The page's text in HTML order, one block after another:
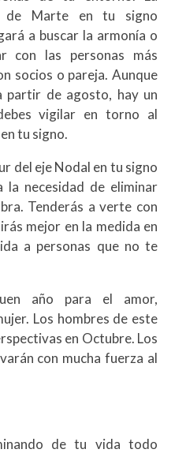
de Marte en tu signo
a buscar la armonía o
con las personas más
socios o pareja. Aunque
partir de agosto, hay un
vigilar en torno al
tu signo.
del eje Nodal en tu signo
necesidad de eliminar
Tenderás a verte con
mejor en la medida en
a personas que no te
año para el amor,
Los hombres de este
en Octubre. Los
con mucha fuerza al
de tu vida todo